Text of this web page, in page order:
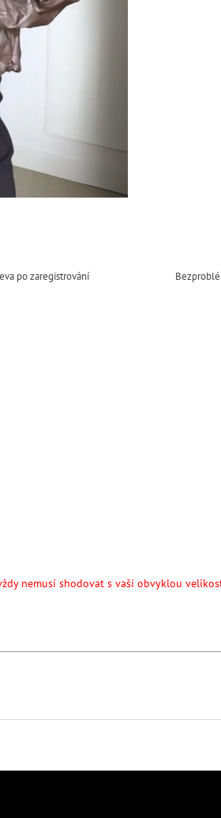
po zaregistrování
nemusí shodovat s vaší obvyklou